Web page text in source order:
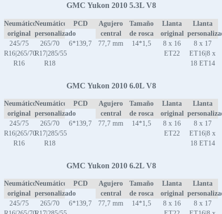
GMC Yukon 2010 5.3L V8
Neumático
original
Neumático
personalizado
PCD
Agujero
central
Tamaño
de rosca
Llanta
original
Llanta
245/75
R16|265/70
R16
265/70
R17|285/55
R18
6*139,7 77,7 mm 14*1,5
8 x 16
ET22
8 x 17
ET16|8 x
18 ET14
GMC Yukon 2010 6.0L V8
Neumático
original
Neumático
personalizado
PCD
Agujero
central
Tamaño
de rosca
Llanta
original
Llanta
245/75
R16|265/70
R16
265/70
R17|285/55
R18
6*139,7 77,7 mm 14*1,5
8 x 16
ET22
8 x 17
ET16|8 x
18 ET14
GMC Yukon 2010 6.2L V8
Neumático
original
Neumático
personalizado
PCD
Agujero
central
Tamaño
de rosca
Llanta
original
Llanta
245/75
265/70
6*139,7 77,7 mm 14*1,5
8 x 16
8 x 17